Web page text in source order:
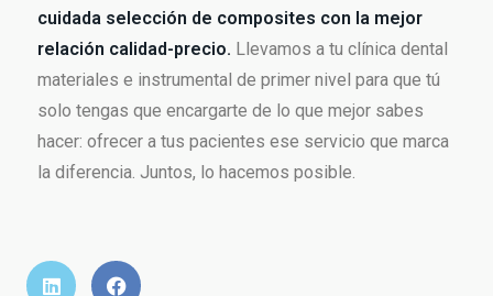
cuidada selección de composites con la mejor
relación calidad-precio. Llevamos a tu clínica dental
materiales e instrumental de primer nivel para que tú
solo tengas que encargarte de lo que mejor sabes
hacer: ofrecer a tus pacientes ese servicio que marca
la diferencia. Juntos, lo hacemos posible.